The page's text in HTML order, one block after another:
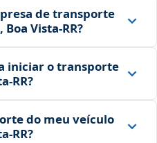
de transporte
Vista‑RR?
iniciar o transporte
do meu veículo